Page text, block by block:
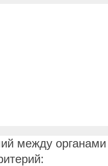
между органами